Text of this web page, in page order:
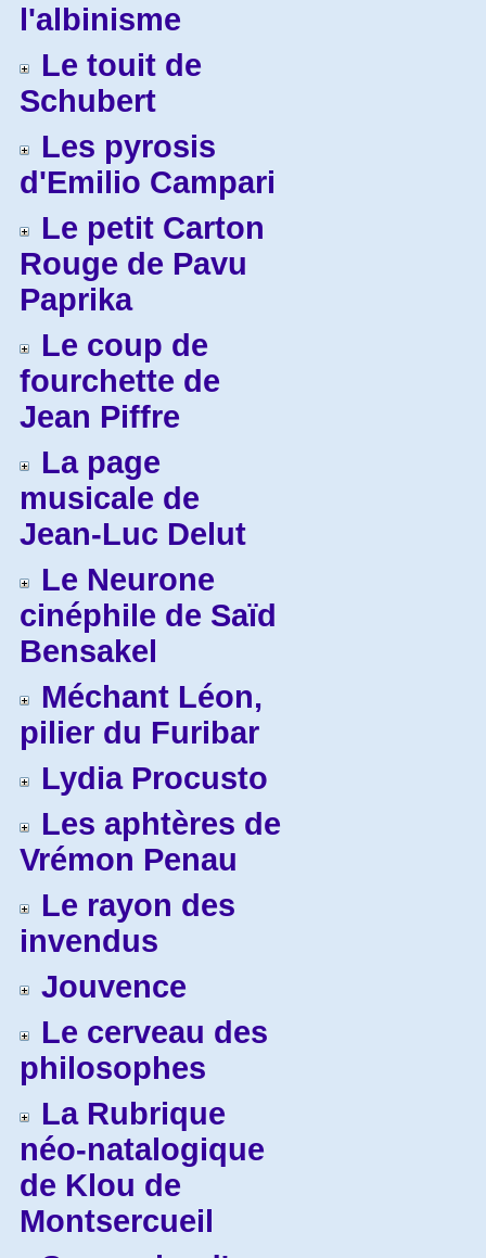
l'albinisme
Le touit de
Schubert
Les pyrosis
d'Emilio Campari
Le petit Carton
Rouge de Pavu
Paprika
Le coup de
fourchette de
Jean Piffre
La page
musicale de
Jean-Luc Delut
Le Neurone
cinéphile de Saïd
Bensakel
Méchant Léon,
pilier du Furibar
Lydia Procusto
Les aphtères de
Vrémon Penau
Le rayon des
invendus
Jouvence
Le cerveau des
philosophes
La Rubrique
néo-natalogique
de Klou de
Montsercueil